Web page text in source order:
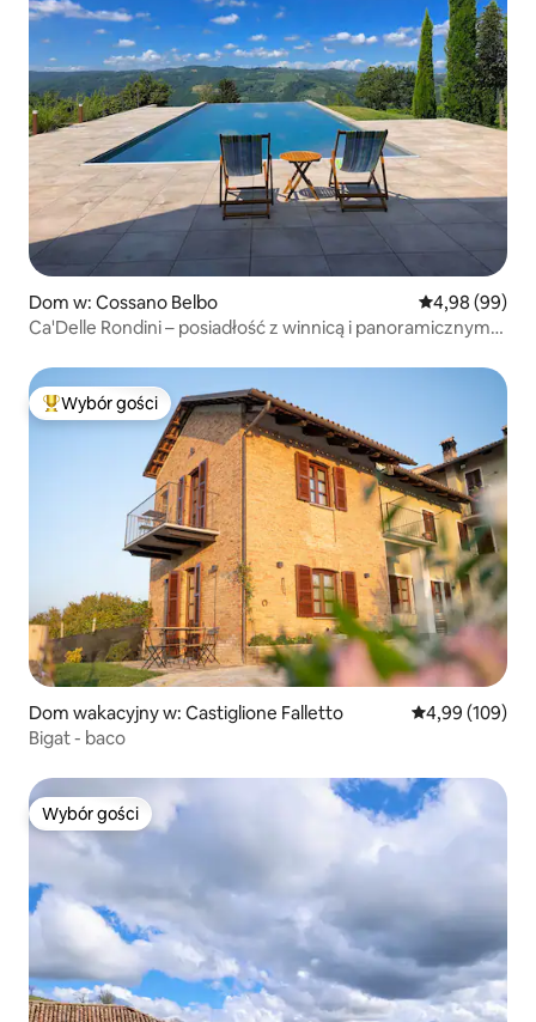
Dom w: Cossano Belbo Średnia
4,98 (99)
Ca'Delle Rondini – posiadłość z winnicą i panoramicznym
Najpopularniejsze z kategorii Wybór gości
Wybór gości
Dom wakacyjny w: Castiglione Falletto Średnia
4,99 (109)
Bigat - baco
Wybór gości
Wybór gości